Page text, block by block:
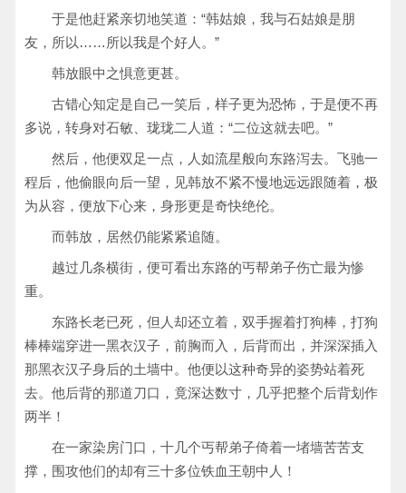
于是他赶紧亲切地笑道：“韩姑娘，我与石姑娘是朋
友，所以……所以我是个好人。”
韩放眼中之惧意更甚。
古错心知定是自己一笑后，样子更为恐怖，于是便不再
多说，转身对石敏、珑珑二人道：“二位这就去吧。”
然后，他便双足一点，人如流星般向东路泻去。飞驰一
程后，他偷眼向后一望，见韩放不紧不慢地远远跟随着，极
为从容，便放下心来，身形更是奇快绝伦。
而韩放，居然仍能紧紧追随。
越过几条横街，便可看出东路的丐帮弟子伤亡最为惨
重。
东路长老已死，但人却还立着，双手握着打狗棒，打狗
棒棒端穿进一黑衣汉子，前胸而入，后背而出，并深深插入
那黑衣汉子身后的土墙中。他便以这种奇异的姿势站着死
去。他后背的那道刀口，竟深达数寸，几乎把整个后背划作
两半！
在一家染房门口，十几个丐帮弟子倚着一堵墙苦苦支
撑，围攻他们的却有三十多位铁血王朝中人！